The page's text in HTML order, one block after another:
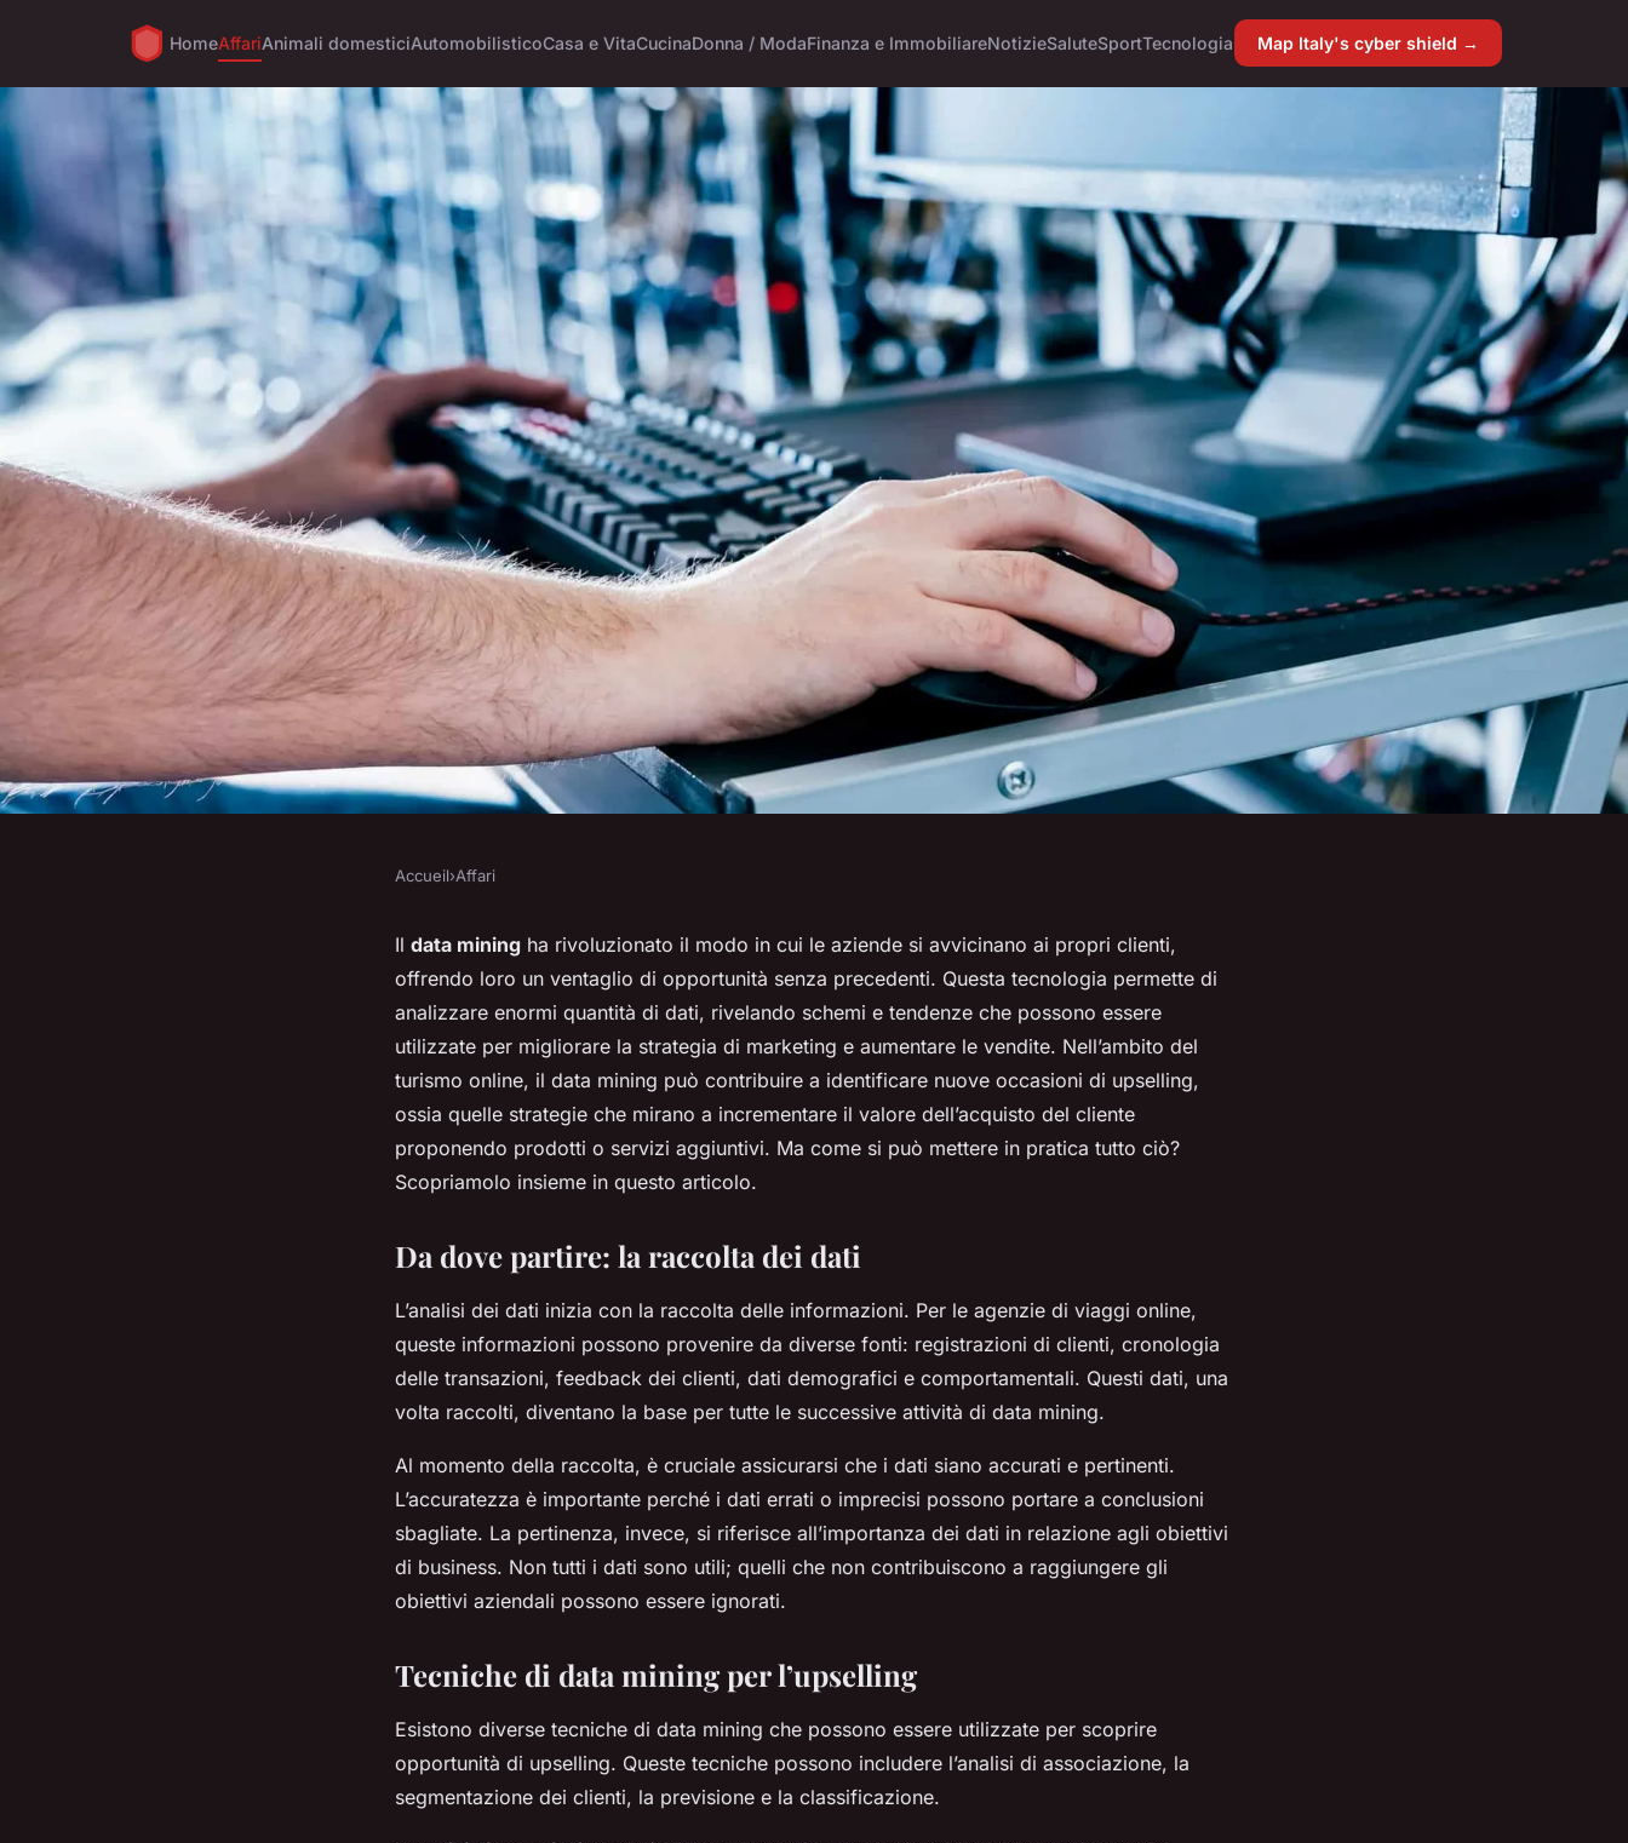
HomeAffariAnimali domesticiAutomobilisticoCasa e VitaCucinaDonna / ModaFinanza e ImmobiliareNotizieSaluteSportTecnologia Map Italy's cyber shield →
Come utilizzare il data mining per
identificare opportunità di upselling
in un'agenzia di viaggi online?
Accueil›Affari
Il data mining ha rivoluzionato il modo in cui le aziende si avvicinano ai propri clienti,
offrendo loro un ventaglio di opportunità senza precedenti. Questa tecnologia permette di
analizzare enormi quantità di dati, rivelando schemi e tendenze che possono essere
utilizzate per migliorare la strategia di marketing e aumentare le vendite. Nell’ambito del
turismo online, il data mining può contribuire a identificare nuove occasioni di upselling,
ossia quelle strategie che mirano a incrementare il valore dell’acquisto del cliente
proponendo prodotti o servizi aggiuntivi. Ma come si può mettere in pratica tutto ciò?
Scopriamolo insieme in questo articolo.
Da dove partire: la raccolta dei dati
L’analisi dei dati inizia con la raccolta delle informazioni. Per le agenzie di viaggi online,
queste informazioni possono provenire da diverse fonti: registrazioni di clienti, cronologia
delle transazioni, feedback dei clienti, dati demografici e comportamentali. Questi dati, una
volta raccolti, diventano la base per tutte le successive attività di data mining.
Al momento della raccolta, è cruciale assicurarsi che i dati siano accurati e pertinenti.
L’accuratezza è importante perché i dati errati o imprecisi possono portare a conclusioni
sbagliate. La pertinenza, invece, si riferisce all’importanza dei dati in relazione agli obiettivi
di business. Non tutti i dati sono utili; quelli che non contribuiscono a raggiungere gli
obiettivi aziendali possono essere ignorati.
Tecniche di data mining per l’upselling
Esistono diverse tecniche di data mining che possono essere utilizzate per scoprire
opportunità di upselling. Queste tecniche possono includere l’analisi di associazione, la
segmentazione dei clienti, la previsione e la classificazione.